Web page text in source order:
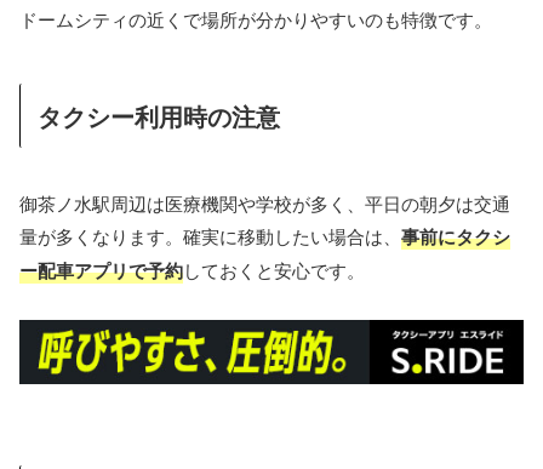
ドームシティの近くで場所が分かりやすいのも特徴です。
タクシー利用時の注意
御茶ノ水駅周辺は医療機関や学校が多く、平日の朝夕は交通
量が多くなります。確実に移動したい場合は、 事前にタクシ
ー配車アプリで予約しておくと安心です。